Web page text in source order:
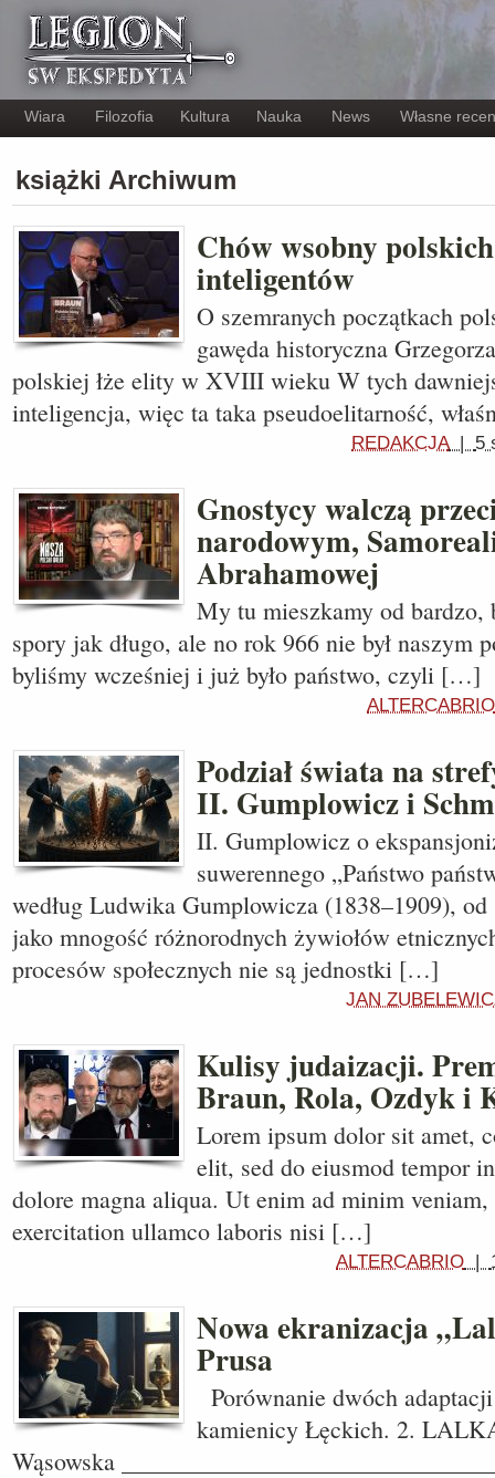
Wiara Filozofia Kultura Nauka News Własne
książki Archiwum
Chów wsobny
inteligentów
O szemranych początkach
gawęda historyczna
polskiej łże elity w XVIII wieku W tych
inteligencja, więc ta taka pseudoelitarność,
REDAKCJA| 5
Gnostycy walczą
narodowym,
Abrahamowej
My tu mieszkamy od bardzo,
spory jak długo, ale no rok 966 nie był naszym
byliśmy wcześniej i już było państwo, czyli […]
ALTERCABRIO
Podział świata na
II. Gumplowicz i
II. Gumplowicz o
suwerennego „Państwo
według Ludwika Gumplowicza (1838–1909), od
jako mnogość różnorodnych żywiołów
procesów społecznych nie są jednostki […]
JAN
Kulisy judaizacji.
Braun, Rola, Ozdyk i
Lorem ipsum dolor sit amet,
elit, sed do eiusmod tempor
dolore magna aliqua. Ut enim ad minim
exercitation ullamco laboris nisi […]
ALTERCABRIO |
Nowa ekranizacja
Prusa
Porównanie dwóch
kamienicy Łęckich. 2.
Wąsowska